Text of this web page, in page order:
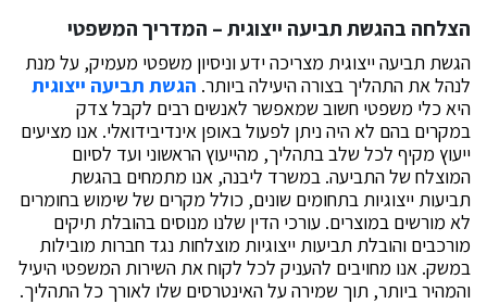
הצלחה בהגשת תביעה ייצוגית – המדריך המשפטי‏
הגשת תביעה ייצוגית מצריכה ידע וניסיון משפטי מעמיק, על מנת
לנהל את התהליך בצורה היעילה ביותר. הגשת תביעה ייצוגית
היא כלי משפטי חשוב שמאפשר לאנשים רבים לקבל צדק
במקרים בהם לא היה ניתן לפעול באופן אינדיבידואלי. אנו מציעים
ייעוץ מקיף לכל שלב בתהליך, מהייעוץ הראשוני ועד לסיום
המוצלח של התביעה. במשרד ליבנה, אנו מתמחים בהגשת
תביעות ייצוגיות בתחומים שונים, כולל מקרים של שימוש בחומרים
לא מורשים במוצרים. עורכי הדין שלנו מנוסים בהובלת תיקים
מורכבים והובלת תביעות ייצוגיות מוצלחות נגד חברות מובילות
במשק. אנו מחויבים להעניק לכל לקוח את השירות המשפטי היעיל
והמהיר ביותר, תוך שמירה על האינטרסים שלו לאורך כל התהליך.‏